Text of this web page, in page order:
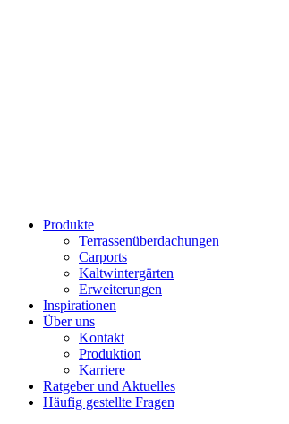
Produkte
Terrassenüberdachungen
Carports
Kaltwintergärten
Erweiterungen
Inspirationen
Über uns
Kontakt
Produktion
Karriere
Ratgeber und Aktuelles
Häufig gestellte Fragen